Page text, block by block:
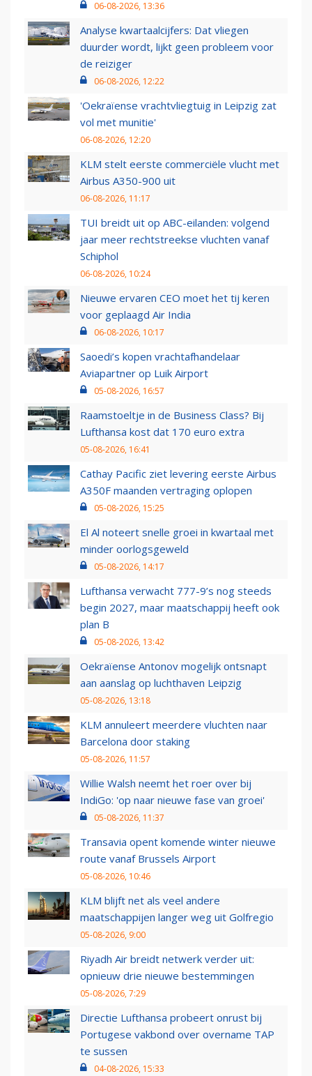
06-08-2026, 13:36
Analyse kwartaalcijfers: Dat vliegen
duurder wordt, lijkt geen probleem voor
de reiziger
06-08-2026, 12:22
'Oekraïense vrachtvliegtuig in Leipzig zat
vol met munitie'
06-08-2026, 12:20
KLM stelt eerste commerciële vlucht met
Airbus A350-900 uit
06-08-2026, 11:17
TUI breidt uit op ABC-eilanden: volgend
jaar meer rechtstreekse vluchten vanaf
Schiphol
06-08-2026, 10:24
Nieuwe ervaren CEO moet het tij keren
voor geplaagd Air India
06-08-2026, 10:17
Saoedi’s kopen vrachtafhandelaar
Aviapartner op Luik Airport
05-08-2026, 16:57
Raamstoeltje in de Business Class? Bij
Lufthansa kost dat 170 euro extra
05-08-2026, 16:41
Cathay Pacific ziet levering eerste Airbus
A350F maanden vertraging oplopen
05-08-2026, 15:25
El Al noteert snelle groei in kwartaal met
minder oorlogsgeweld
05-08-2026, 14:17
Lufthansa verwacht 777-9’s nog steeds
begin 2027, maar maatschappij heeft ook
plan B
05-08-2026, 13:42
Oekraïense Antonov mogelijk ontsnapt
aan aanslag op luchthaven Leipzig
05-08-2026, 13:18
KLM annuleert meerdere vluchten naar
Barcelona door staking
05-08-2026, 11:57
Willie Walsh neemt het roer over bij
IndiGo: 'op naar nieuwe fase van groei'
05-08-2026, 11:37
Transavia opent komende winter nieuwe
route vanaf Brussels Airport
05-08-2026, 10:46
KLM blijft net als veel andere
maatschappijen langer weg uit Golfregio
05-08-2026, 9:00
Riyadh Air breidt netwerk verder uit:
opnieuw drie nieuwe bestemmingen
05-08-2026, 7:29
Directie Lufthansa probeert onrust bij
Portugese vakbond over overname TAP
te sussen
04-08-2026, 15:33